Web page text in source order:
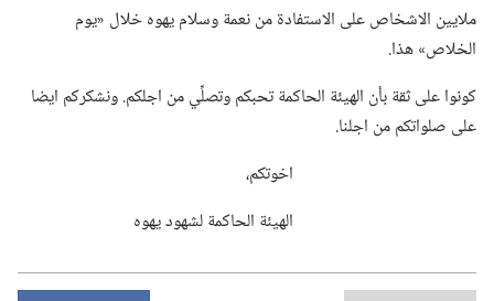
ملايين الاشخاص على الاستفادة من نعمة وسلام يهوه خلال «يوم
الخلاص» هذا.‏
كونوا على ثقة بأن الهيئة الحاكمة تحبكم وتصلِّي من اجلكم.‏ ونشكركم ايضا
على صلواتكم من اجلنا.‏
اخوتكم،‏
الهيئة الحاكمة لشهود يهوه